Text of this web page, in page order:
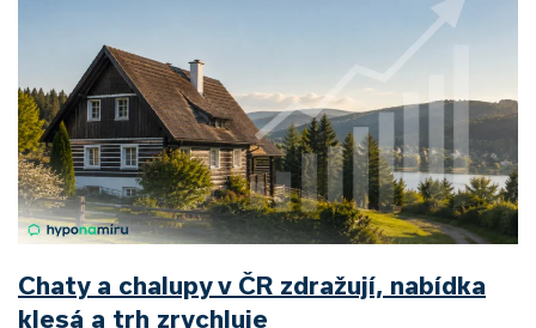
Chaty a chalupy v ČR zdražují, nabídka
klesá a trh zrychluje